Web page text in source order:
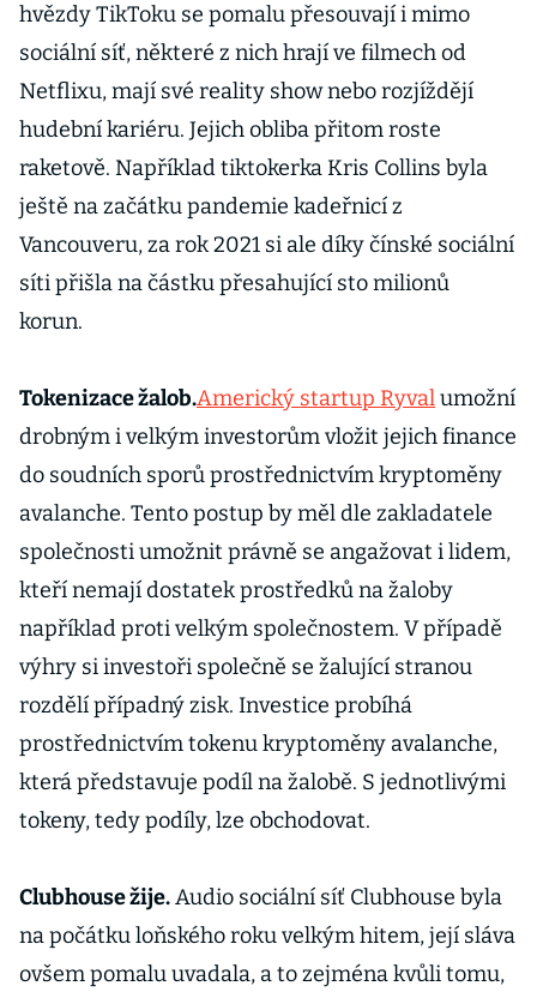
hvězdy TikToku se pomalu přesouvají i mimo
sociální síť, některé z nich hrají ve filmech od
Netflixu, mají své reality show nebo rozjíždějí
hudební kariéru. Jejich obliba přitom roste
raketově. Například tiktokerka Kris Collins byla
ještě na začátku pandemie kadeřnicí z
Vancouveru, za rok 2021 si ale díky čínské sociální
síti přišla na částku přesahující sto milionů
korun.
Tokenizace žalob.Americký startup Ryvalumožní
drobným i velkým investorům vložit jejich finance
do soudních sporů prostřednictvím kryptoměny
avalanche. Tento postup by měl dle zakladatele
společnosti umožnit právně se angažovat i lidem,
kteří nemají dostatek prostředků na žaloby
například proti velkým společnostem. V případě
výhry si investoři společně se žalující stranou
rozdělí případný zisk. Investice probíhá
prostřednictvím tokenu kryptoměny avalanche,
která představuje podíl na žalobě. S jednotlivými
tokeny, tedy podíly, lze obchodovat.
Clubhouse žije.Audio sociální síť Clubhouse byla
na počátku loňského roku velkým hitem, její sláva
ovšem pomalu uvadala, a to zejména kvůli tomu,